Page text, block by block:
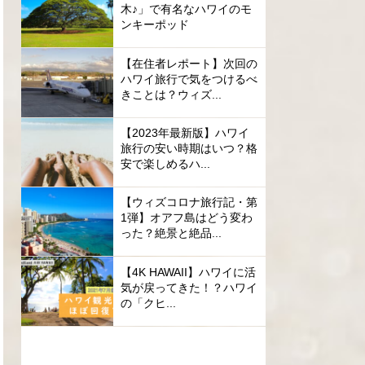
木♪」で有名なハワイのモ
ンキーポッド
【在住者レポート】次回の
ハワイ旅行で気をつけるべ
きことは？ウィズ...
【2023年最新版】ハワイ
旅行の安い時期はいつ？格
安で楽しめるハ...
【ウィズコロナ旅行記・第
1弾】オアフ島はどう変わ
った？絶景と絶品...
【4K HAWAII】ハワイに活
気が戻ってきた！？ハワイ
の「クヒ...